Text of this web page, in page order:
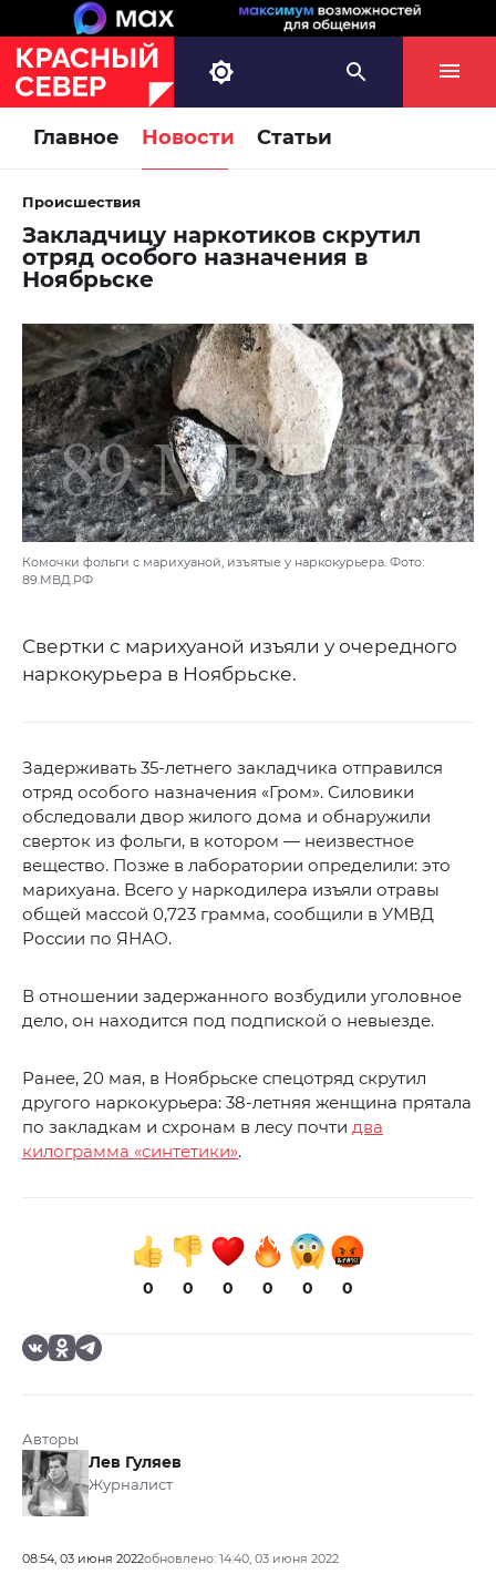
Главное Новости Статьи
Происшествия
Закладчицу наркотиков скрутил
отряд особого назначения в
Ноябрьске
Комочки фольги с марихуаной, изъятые у наркокурьера. Фото:
89.МВД.РФ
Свертки с марихуаной изъяли у очередного
наркокурьера в Ноябрьске.
Задерживать 35-летнего закладчика отправился
отряд особого назначения «Гром». Силовики
обследовали двор жилого дома и обнаружили
сверток из фольги, в котором — неизвестное
вещество. Позже в лаборатории определили: это
марихуана. Всего у наркодилера изъяли отравы
общей массой 0,723 грамма, сообщили в УМВД
России по ЯНАО.
В отношении задержанного возбудили уголовное
дело, он находится под подпиской о невыезде.
Ранее, 20 мая, в Ноябрьске спецотряд скрутил
другого наркокурьера: 38-летняя женщина прятала
по закладкам и схронам в лесу почти два
килограмма «синтетики».
0 0 0 0 0 0
Авторы
Лев Гуляев
Журналист
08:54, 03 июня 2022обновлено: 14:40, 03 июня 2022